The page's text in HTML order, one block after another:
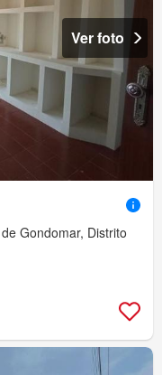
Ver foto
Gondomar, Distrito